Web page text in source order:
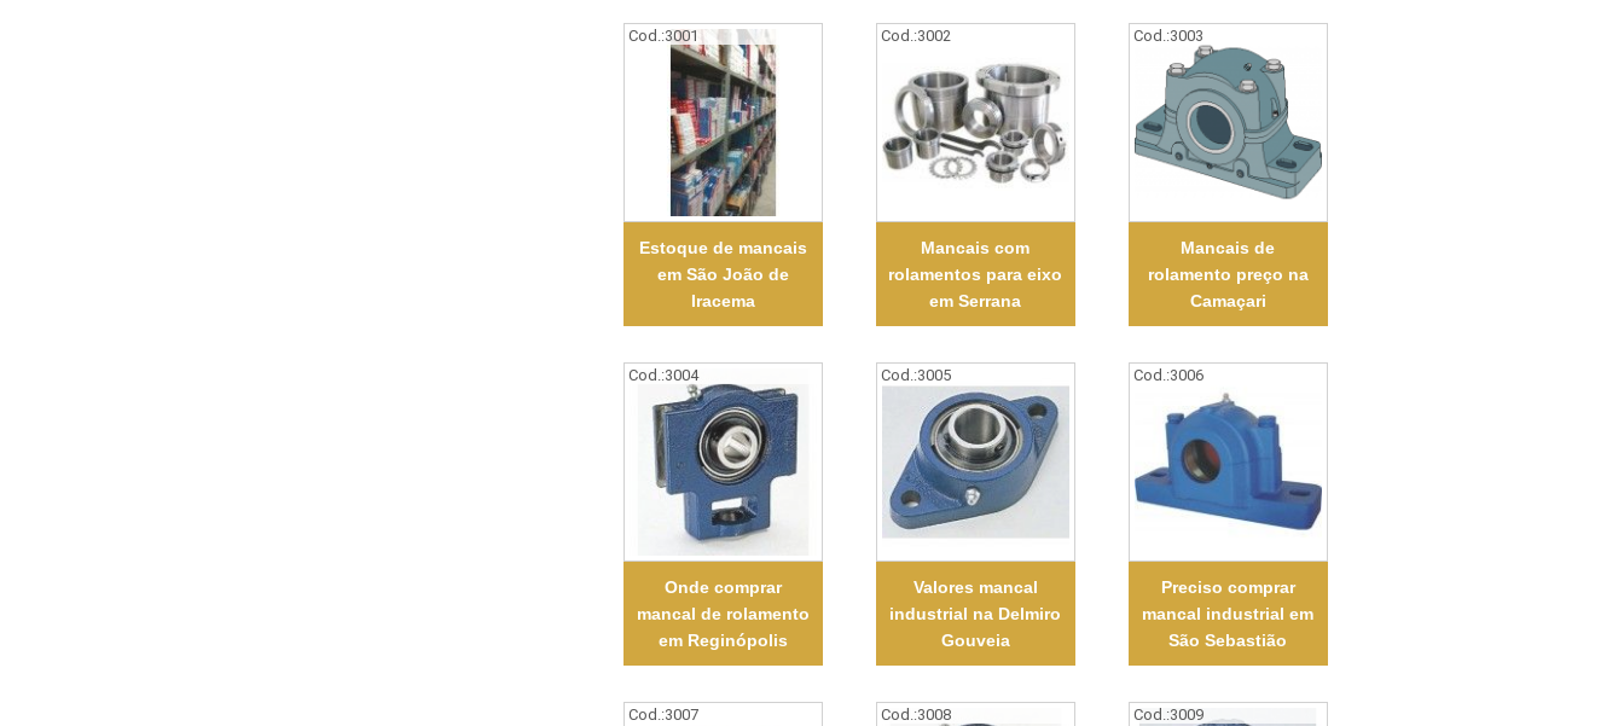
Cod.:3001
Estoque de mancais
em São João de
Iracema
Cod.:3002
Mancais com
rolamentos para eixo
em Serrana
Cod.:3003
Mancais de
rolamento preço na
Camaçari
Cod.:3004
Onde comprar
mancal de rolamento
em Reginópolis
Cod.:3005
Valores mancal
industrial na Delmiro
Gouveia
Cod.:3006
Preciso comprar
mancal industrial em
São Sebastião
Cod.:3007 Cod.:3008 Cod.:3009